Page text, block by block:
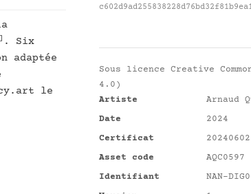
. Six
adaptée
le
Sous licence Creative
4.0)
Artiste
Arnaud
Date
2024
Certificat
Asset code
AQC0597
Identifiant
NAN-